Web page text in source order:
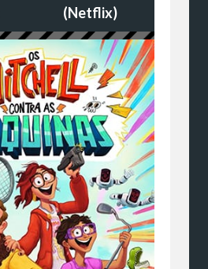
(Netflix)